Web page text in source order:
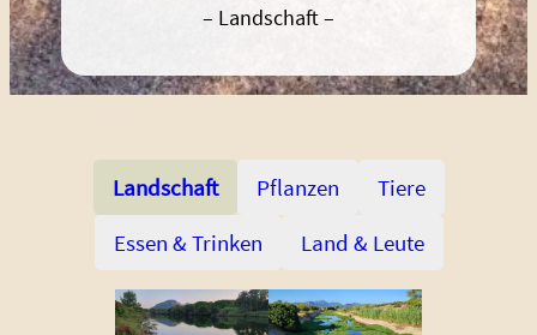
– Landschaft –
Landschaft Pflanzen
Tiere
Essen & Trinken
Land & Leute